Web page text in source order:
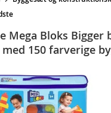
Mega Bloks Bigger
150 farverige